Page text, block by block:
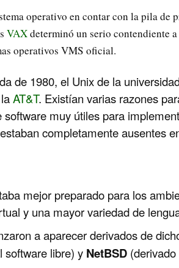
operativo en contar con la pila
VAXdeterminó un serio contendiente
operativos VMS oficial.
de 1980, el Unix de la
laAT&T. Existían varias razones
software muy útiles para
completamente ausentes
mejor preparado para los
y una mayor variedad de
a aparecer derivados de
software libre) y NetBSD